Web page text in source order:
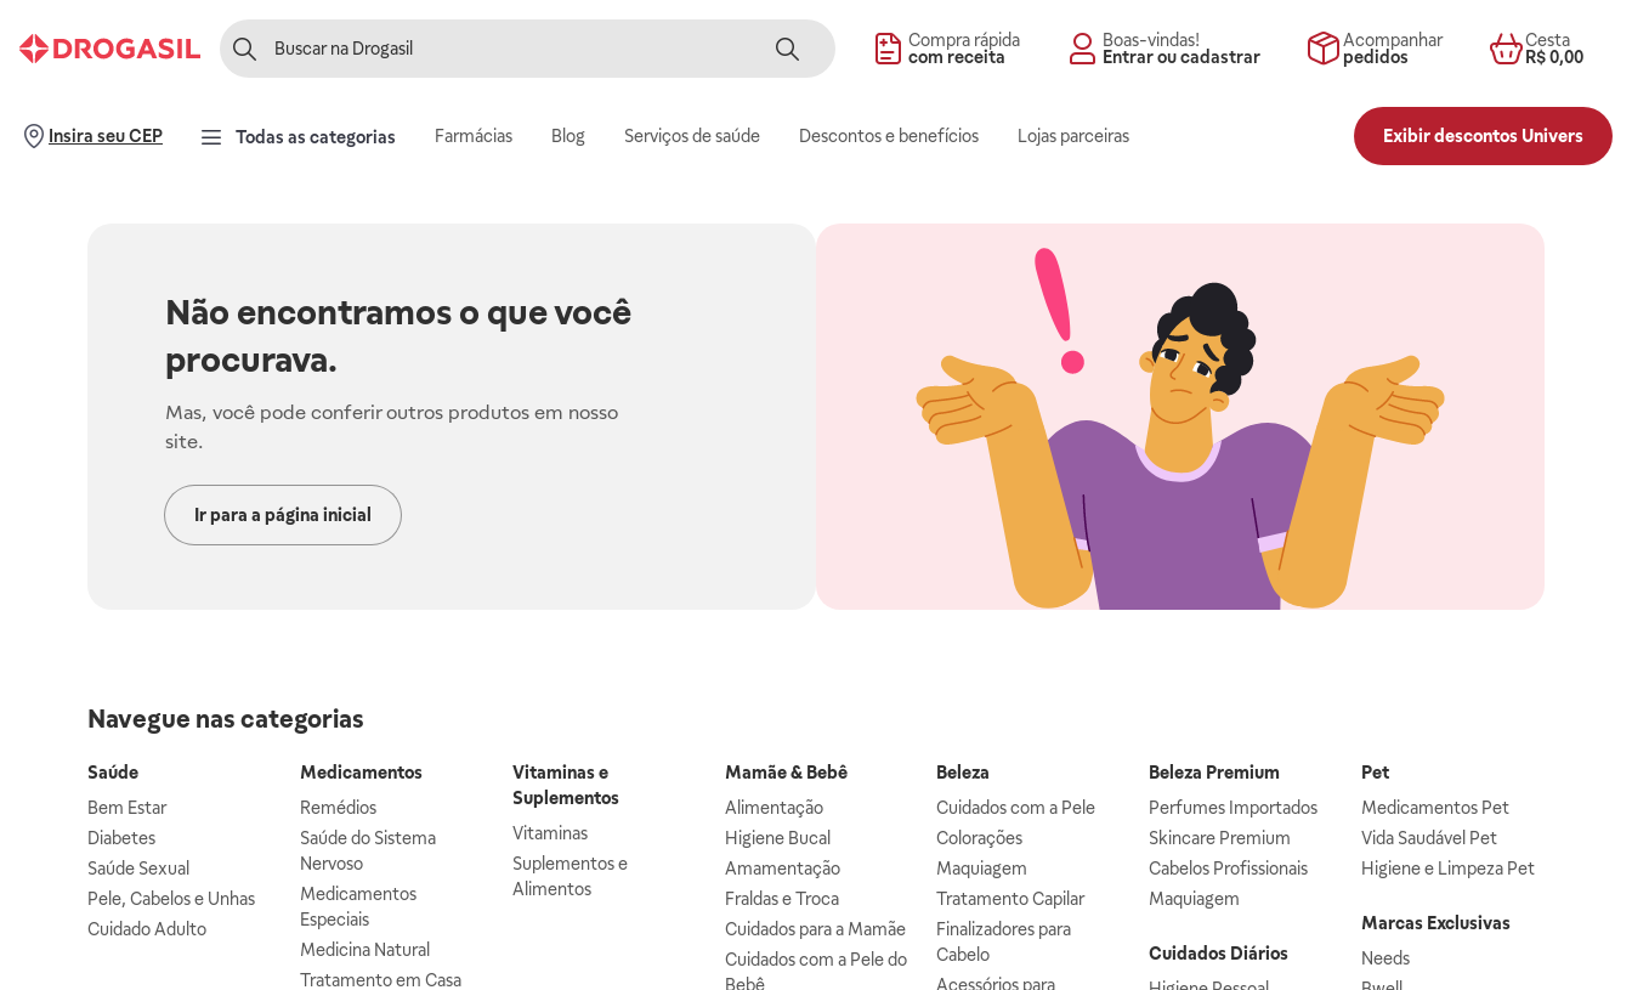
Compra rápida
com receita
Boas-vindas!
Entrar ou cadastrar
Acompanhar
pedidos
Cesta
R$ 0,00
Insira seu CEP Todas as categorias Farmácias Blog Serviços de saúde Descontos e benefícios Lojas parceiras Exibir descontos Univers
Não encontramos o que você
procurava.
Mas, você pode conferir outros produtos em nosso
site.
Ir para a página inicial
Navegue nas categorias
Saúde
Bem Estar
Diabetes
Saúde Sexual
Pele, Cabelos e Unhas
Cuidado Adulto
Medicamentos
Remédios
Saúde do Sistema
Nervoso
Medicamentos
Especiais
Medicina Natural
Tratamento em Casa
Vitaminas e
Suplementos
Vitaminas
Suplementos e
Alimentos
Mamãe & Bebê
Alimentação
Higiene Bucal
Amamentação
Fraldas e Troca
Cuidados para a Mamãe
Cuidados com a Pele do
Bebê
Beleza
Cuidados com a Pele
Colorações
Maquiagem
Tratamento Capilar
Finalizadores para
Cabelo
Acessórios para
Beleza Premium
Perfumes Importados
Skincare Premium
Cabelos Profissionais
Maquiagem
Cuidados Diários
Pet
Medicamentos Pet
Vida Saudável Pet
Higiene e Limpeza Pet
Marcas Exclusivas
Needs